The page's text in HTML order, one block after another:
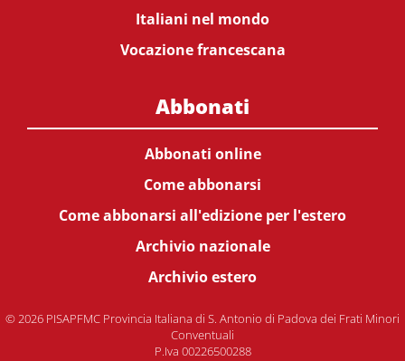
Italiani nel mondo
Vocazione francescana
Abbonati
Abbonati online
Come abbonarsi
Come abbonarsi all'edizione per l'estero
Archivio nazionale
Archivio estero
© 2026 PISAPFMC Provincia Italiana di S. Antonio di Padova dei Frati Minori
Conventuali
P.Iva 00226500288